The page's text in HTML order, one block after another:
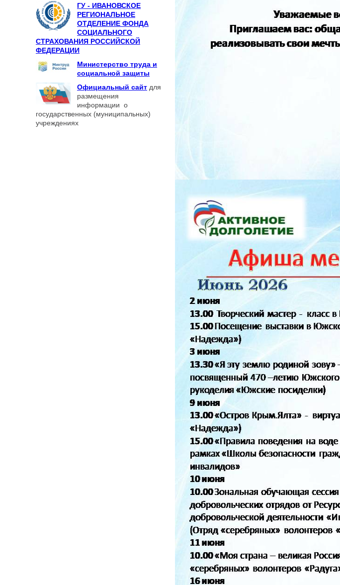
ГУ - ИВАНОВСКОЕ
РЕГИОНАЛЬНОЕ
ОТДЕЛЕНИЕ ФОНДА
СОЦИАЛЬНОГО
СТРАХОВАНИЯ РОССИЙСКОЙ
ФЕДЕРАЦИИ
Министерство труда и
социальной защиты
Официальный сайт для
размещения
информации о
государственных (муниципальных)
учреждениях